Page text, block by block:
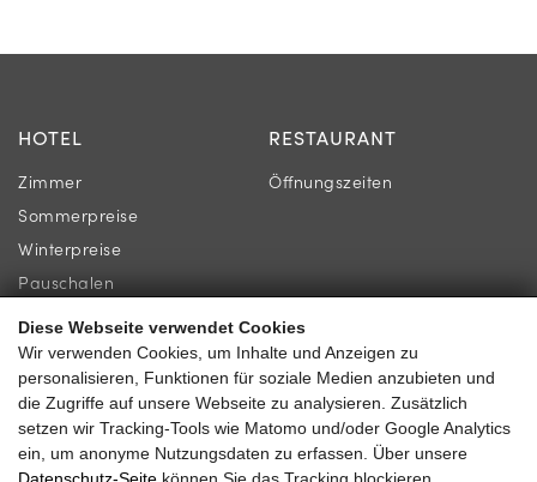
Diese Webseite verwendet Cookies
Wir verwenden Cookies, um Inhalte und Anzeigen zu
personalisieren, Funktionen für soziale Medien anzubieten und
die Zugriffe auf unsere Webseite zu analysieren. Zusätzlich
setzen wir Tracking-Tools wie Matomo und/oder Google Analytics
ein, um anonyme Nutzungsdaten zu erfassen. Über unsere
HOTEL
Zimmer
Sommerpreise
Winterpreise
Pauschalen
RESTAURANT
Öffnungszeiten
INFORMATION
Newsletter
Lage & Anreise
Gästebewertungen
KONTAKT
Familie Gassner
Kirchgasse 9
5730 Mittersill